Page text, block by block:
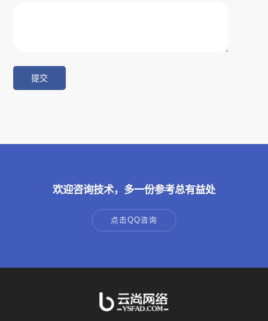
欢迎咨询技术，多一份参考总有益处
点击QQ咨询